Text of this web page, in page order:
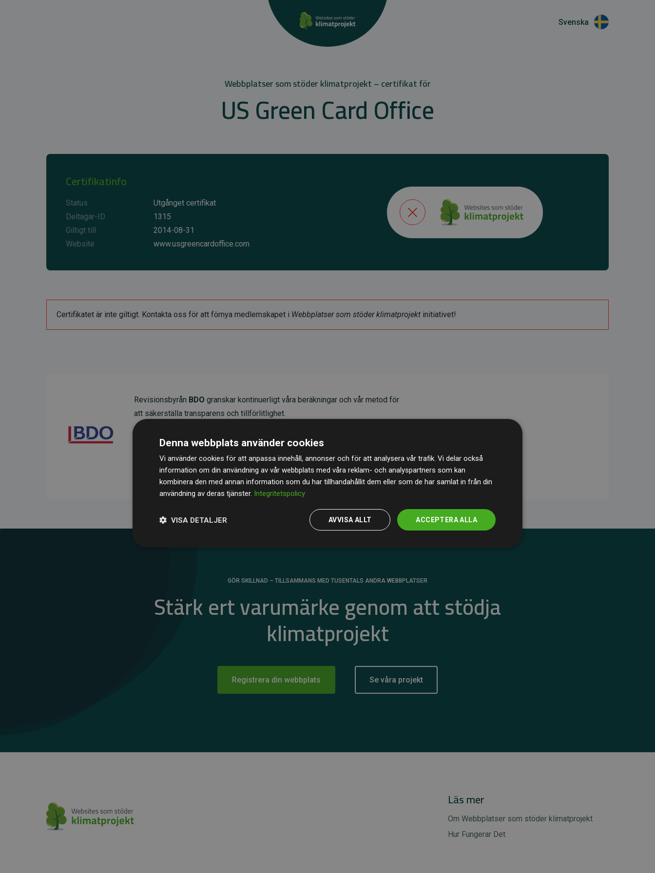
Svenska
Webbplatser som stöder klimatprojekt – certifikat för
US Green Card Office
Certifikatinfo
Status
Utgånget certifikat
Deltagar-ID
1315
Giltigt till
2014-08-31
Website
www.usgreencardoffice.com
Certifikatet är inte giltigt. Kontakta oss för att förnya medlemskapet i Webbplatser som stöder klimatprojekt initiativet!
Revisionsbyrån BDO granskar kontinuerligt våra beräkningar och vår metod för
att säkerställa transparens och tillförlitlighet.
kompenserar för200 % av de beräknade CO₂-utsläppen
medlemswebbplatser – ett tydligt bevis på att vårt arbetssätt ger mätbar
klimatnytta.
GÖR SKILLNAD – TILLSAMMANS MED TUSENTALS ANDRA WEBBPLATSER
Stärk ert varumärke genom att stödja
klimatprojekt
Registrera din webbplats Se våra projekt
Läs mer
Om Webbplatser som stöder klimatprojekt
Hur Fungerar Det
Denna webbplats använder cookies
Vi använder cookies för att anpassa innehåll, annonser och för att analysera vår trafik. Vi delar också
information om din användning av vår webbplats med våra reklam- och analyspartners som kan
kombinera den med annan information som du har tillhandahållit dem eller som de har samlat in från din
användning av deras tjänster. Integritetspolicy
ACCEPTERA ALLA
AVVISA ALLT
VISA DETALJER